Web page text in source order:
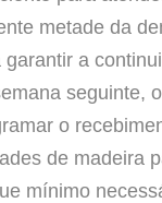
metade da
garantir a
seguinte,
o
de madeira
mínimo